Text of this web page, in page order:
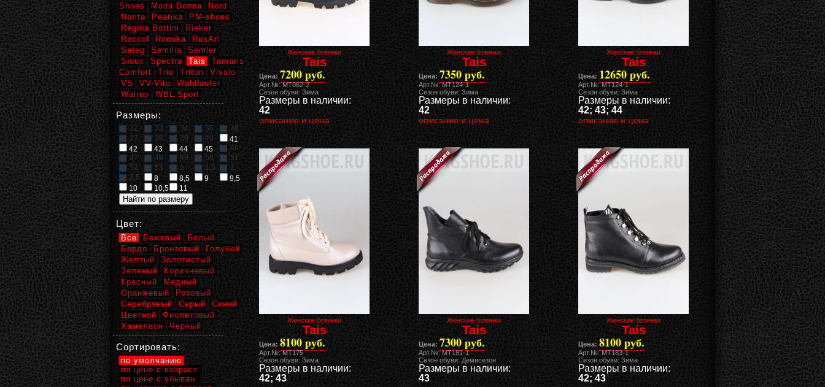
Женские ботинки
Tais
Женские ботинки
Tais
Женские ботинки
Tais
Цена: 7200 руб.
Арт.№: MT062-2
Сезон обуви: Зима
Размеры в наличии:
42
описание и цена
Цена: 7350 руб.
Арт.№: MT124-1
Сезон обуви: Зима
Размеры в наличии:
42
описание и цена
Цена: 12650 руб.
Арт.№: MT124-1
Сезон обуви: Зима
Размеры в наличии:
42; 43; 44
описание и цена
Женские ботинки
Tais
Женские ботинки
Tais
Женские ботинки
Tais
Цена: 8100 руб.
Арт.№: MT175
Сезон обуви: Зима
Размеры в наличии:
42; 43
Цена: 7300 руб.
Арт.№: MT181-1
Сезон обуви: Демисезон
Размеры в наличии:
43
Цена: 8100 руб.
Арт.№: MT183-1
Сезон обуви: Зима
Размеры в наличии:
42; 43
Shoes
Moda Donna
Nord
Norita
Peatika
PM-shoes
Regina Bottini
Rieker
Roccol
Romika
RusAri
Sateg
Semilia
Semler
Sioux
Spectra Tais
Tamaris
Comfort
Trio Triton
Vivalo
VS
VV-Vito
Waldlaufer
Walrus
WBL Sport
Размеры:
32 33 34 35
36
37
38 39 40
41
42
43 44 45
46
47
48 49 50
51
52
53 1 1,5
2
2,5
8 8,5 9
9,5
10
10,5 11
Цвет:
Все Бежевый
Белый
Бордо
Бронзовый
Голубой
Желтый
Золотистый
Зеленый
Коричневый
Красный
Медный
Оранжевый
Розовый
Серебряный
Серый
Синий
Цветной
Фиолетовый
Хамелеон
Черный
Сортировать:
по умолчанию
по цене с возраст.
по цене с убыван.